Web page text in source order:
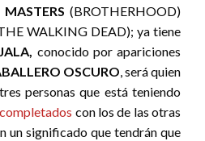
MASTERS (BROTHERHOOD)
WALKING DEAD); ya tiene
conocido por apariciones
OSCURO, será quien
personas que está teniendo
con los de las otras
un significado que tendrán que